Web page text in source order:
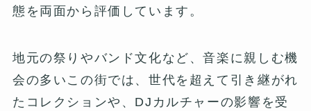
態を両面から評価しています。
地元の祭りやバンド文化など、音楽に親しむ機
会の多いこの街では、世代を超えて引き継がれ
たコレクションや、DJカルチャーの影響を受